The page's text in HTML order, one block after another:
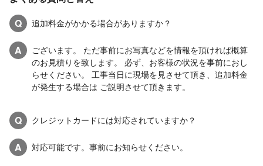
Q
追加料金がかかる場合がありますか？
A
ございます。 ただ事前にお写真などを情報を頂ければ概算
のお見積りを致します。 必ず、お客様の状況を事前におし
らせください。 工事当日に現場を見させて頂き、追加料金
が発生する場合は ご説明させて頂きます。
Q クレジットカードには対応されていますか？
A 対応可能です。事前にお知らせください。